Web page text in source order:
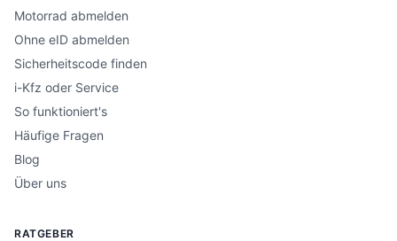
Motorrad abmelden
Ohne eID abmelden
Sicherheitscode finden
i-Kfz oder Service
So funktioniert's
Häufige Fragen
Blog
Über uns
RATGEBER